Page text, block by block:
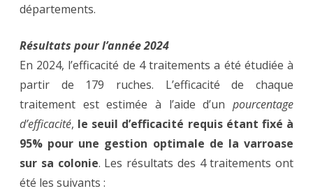
départements.
Résultats pour l’année 2024
En 2024, l’efficacité de 4 traitements a été étudiée à
partir de 179 ruches. L’efficacité de chaque
traitement est estimée à l’aide d’un pourcentage
d’efficacité, le seuil d’efficacité requis étant fixé à
95% pour une gestion optimale de la varroase
sur sa colonie. Les résultats des 4 traitements ont
été les suivants :